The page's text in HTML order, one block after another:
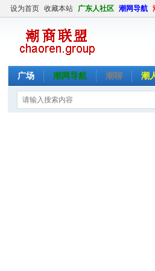
设为首页 收藏本站 广东人社区 潮网导航
广场 潮网导航 潮聊 潮